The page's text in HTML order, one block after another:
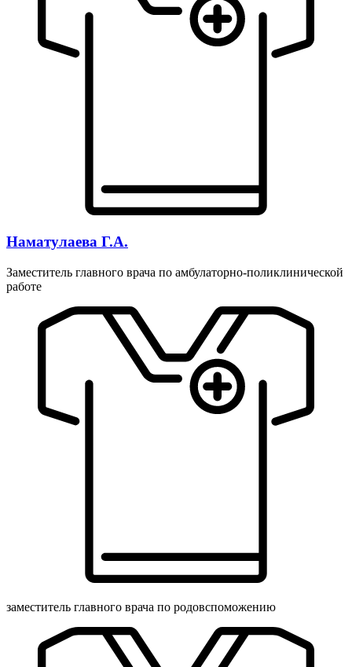
Наматулаева Г.А.
Заместитель главного врача по амбулаторно-поликлинической
работе
заместитель главного врача по родовспоможению